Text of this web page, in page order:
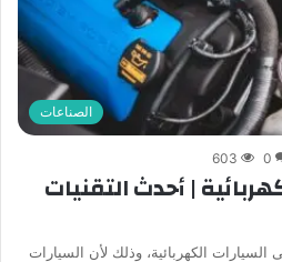
الصناعات
0
603
| أحدث التقنيات
السيارات الكهربائية، وذلك لأن السيارات